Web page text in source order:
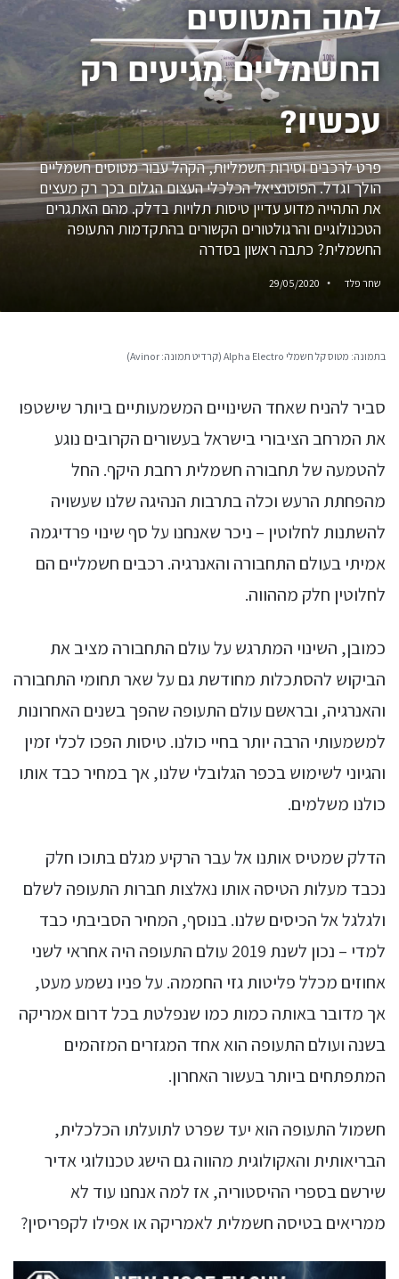
למה המטוסים
החשמליים מגיעים רק
עכשיו?
פרט לרכבים וסירות חשמליות, הקהל עבור מטוסים חשמליים
הולך וגדל. הפוטנציאל הכלכלי העצום הגלום בכך רק מעצים
את התהייה מדוע עדיין טיסות תלויות בדלק. מהם האתגרים
הטכנולוגיים והרגולטורים הקשורים בהתקדמות התעופה
החשמלית? כתבה ראשון בסדרה
שחר פלד 29/05/2020
בתמונה: מטוס קל חשמלי Alpha Electro (קרדיט תמונה: Avinor)
סביר להניח שאחד השינויים המשמעותיים ביותר שישטפו
את המרחב הציבורי בישראל בעשורים הקרובים נוגע
להטמעה של תחבורה חשמלית רחבת היקף. החל
מהפחתת הרעש וכלה בתרבות הנהיגה שלנו שעשויה
להשתנות לחלוטין – ניכר שאנחנו על סף שינוי פרדיגמה
אמיתי בעולם התחבורה והאנרגיה. רכבים חשמליים הם
לחלוטין חלק מההווה.
כמובן, השינוי המתרגש על עולם התחבורה מציב את
הביקוש להסתכלות מחודשת גם על שאר תחומי התחבורה
והאנרגיה, ובראשם עולם התעופה שהפך בשנים האחרונות
למשמעותי הרבה יותר בחיי כולנו. טיסות הפכו לכלי זמין
והגיוני לשימוש בכפר הגלובלי שלנו, אך במחיר כבד אותו
כולנו משלמים.
הדלק שמטיס אותנו אל עבר הרקיע מגלם בתוכו חלק
נכבד מעלות הטיסה אותו נאלצות חברות התעופה לשלם
ולגלגל אל הכיסים שלנו. בנוסף, המחיר הסביבתי כבד
למדי – נכון לשנת 2019 עולם התעופה היה אחראי לשני
אחוזים מכלל פליטות גזי החממה. על פניו נשמע מעט,
אך מדובר באותה כמות כמו שנפלטת בכל דרום אמריקה
בשנה ועולם התעופה הוא אחד המגזרים המזהמים
המתפתחים ביותר בעשור האחרון.
חשמול התעופה הוא יעד שפרט לתועלתו הכלכלית,
הבריאותית והאקולוגית מהווה גם הישג טכנולוגי אדיר
שירשם בספרי ההיסטוריה, אז למה אנחנו עוד לא
ממריאים בטיסה חשמלית לאמריקה או אפילו לקפריסין?